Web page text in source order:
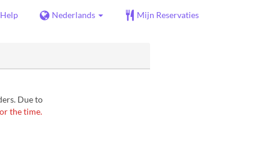
Help Nederlands Mijn Reservaties
Due to
the time.